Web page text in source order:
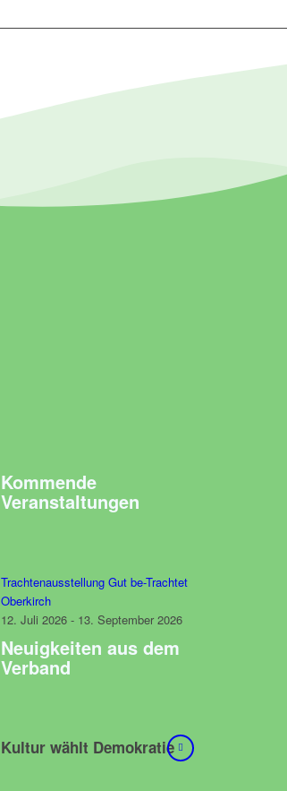
Kommende
Veranstaltungen
Trachtenausstellung Gut be-Trachtet
Oberkirch
12. Juli 2026 - 13. September 2026
Neuigkeiten aus dem
Verband
Kultur wählt Demokratie